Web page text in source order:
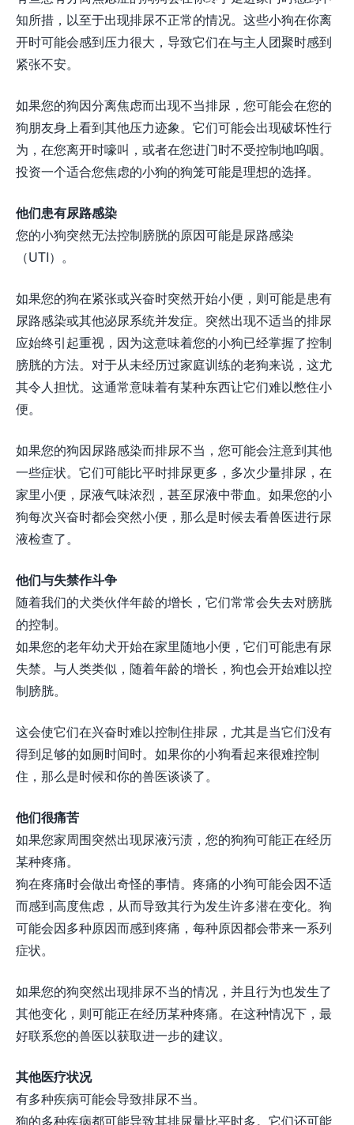
知所措，以至于出现排尿不正常的情况。这些小狗在你离
开时可能会感到压力很大，导致它们在与主人团聚时感到
紧张不安。
如果您的狗因分离焦虑而出现不当排尿，您可能会在您的
狗朋友身上看到其他压力迹象。它们可能会出现破坏性行
为，在您离开时嚎叫，或者在您进门时不受控制地呜咽。
投资一个适合您焦虑的小狗的狗笼可能是理想的选择。
他们患有尿路感染
您的小狗突然无法控制膀胱的原因可能是尿路感染
（UTI）。
如果您的狗在紧张或兴奋时突然开始小便，则可能是患有
尿路感染或其他泌尿系统并发症。突然出现不适当的排尿
应始终引起重视，因为这意味着您的小狗已经掌握了控制
膀胱的方法。对于从未经历过家庭训练的老狗来说，这尤
其令人担忧。这通常意味着有某种东西让它们难以憋住小
便。
如果您的狗因尿路感染而排尿不当，您可能会注意到其他
一些症状。它们可能比平时排尿更多，多次少量排尿，在
家里小便，尿液气味浓烈，甚至尿液中带血。如果您的小
狗每次兴奋时都会突然小便，那么是时候去看兽医进行尿
液检查了。
他们与失禁作斗争
随着我们的犬类伙伴年龄的增长，它们常常会失去对膀胱
的控制。
如果您的老年幼犬开始在家里随地小便，它们可能患有尿
失禁。与人类类似，随着年龄的增长，狗也会开始难以控
制膀胱。
这会使它们在兴奋时难以控制住排尿，尤其是当它们没有
得到足够的如厕时间时。如果你的小狗看起来很难控制
住，那么是时候和你的兽医谈谈了。
他们很痛苦
如果您家周围突然出现尿液污渍，您的狗狗可能正在经历
某种疼痛。
狗在疼痛时会做出奇怪的事情。疼痛的小狗可能会因不适
而感到高度焦虑，从而导致其行为发生许多潜在变化。狗
可能会因多种原因而感到疼痛，每种原因都会带来一系列
症状。
如果您的狗突然出现排尿不当的情况，并且行为也发生了
其他变化，则可能正在经历某种疼痛。在这种情况下，最
好联系您的兽医以获取进一步的建议。
其他医疗状况
有多种疾病可能会导致排尿不当。
狗的多种疾病都可能导致其排尿量比平时多。它们还可能